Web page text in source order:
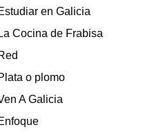
en Galicia
Cocina de Frabisa
o plomo
A Galicia